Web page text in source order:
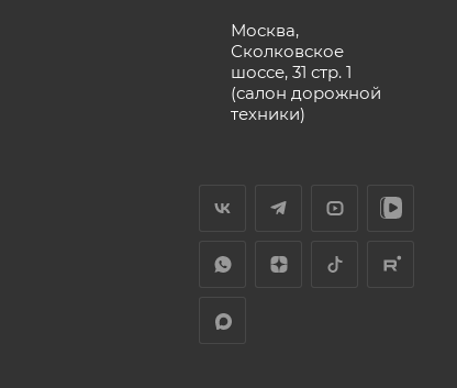
Москва,
Сколковское
шоссе, 31 стр. 1
(салон дорожной
техники)